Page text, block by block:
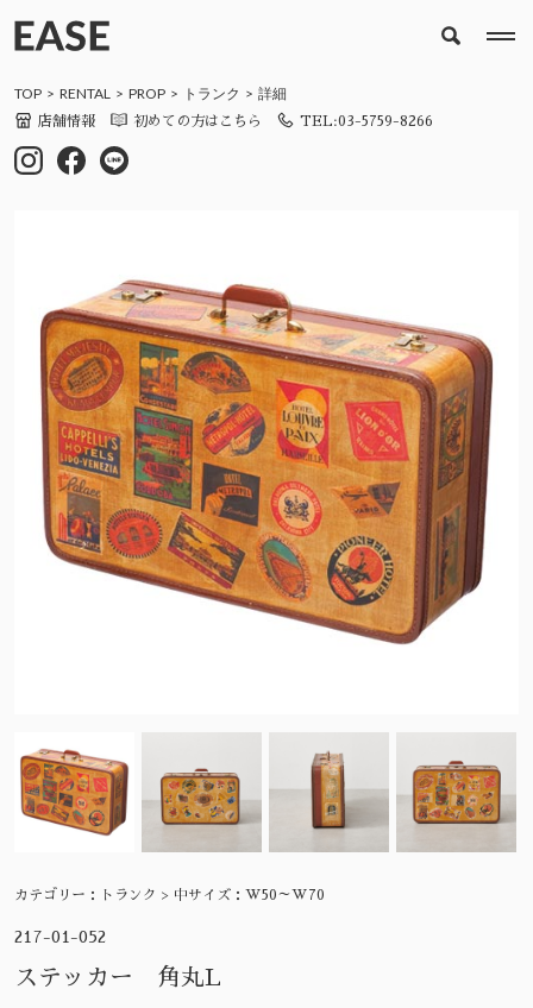
TOP RENTAL PROP トランク 詳細
店舗情報 初めての方はこちら TEL:03-5759-8266
カテゴリー： トランク > 中サイズ：W50～W70
217-01-052
ステッカー 角丸L